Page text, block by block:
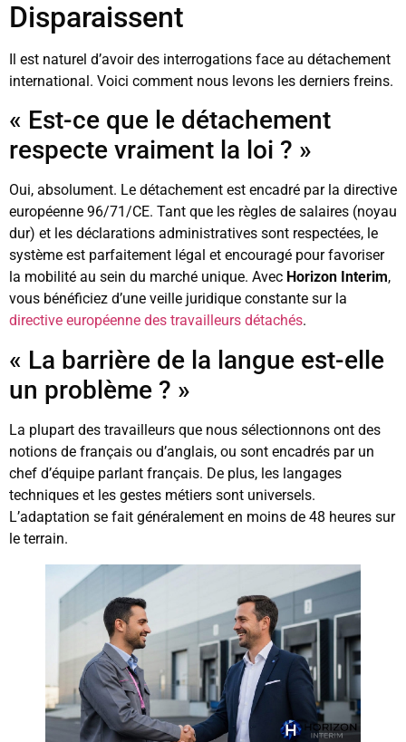
Disparaissent
Il est naturel d’avoir des interrogations face au détachement
international. Voici comment nous levons les derniers freins.
« Est-ce que le détachement
respecte vraiment la loi ? »
Oui, absolument. Le détachement est encadré par la directive
européenne 96/71/CE. Tant que les règles de salaires (noyau
dur) et les déclarations administratives sont respectées, le
système est parfaitement légal et encouragé pour favoriser
la mobilité au sein du marché unique. Avec Horizon Interim,
vous bénéficiez d’une veille juridique constante sur la
directive européenne des travailleurs détachés.
« La barrière de la langue est-elle
un problème ? »
La plupart des travailleurs que nous sélectionnons ont des
notions de français ou d’anglais, ou sont encadrés par un
chef d’équipe parlant français. De plus, les langages
techniques et les gestes métiers sont universels.
L’adaptation se fait généralement en moins de 48 heures sur
le terrain.